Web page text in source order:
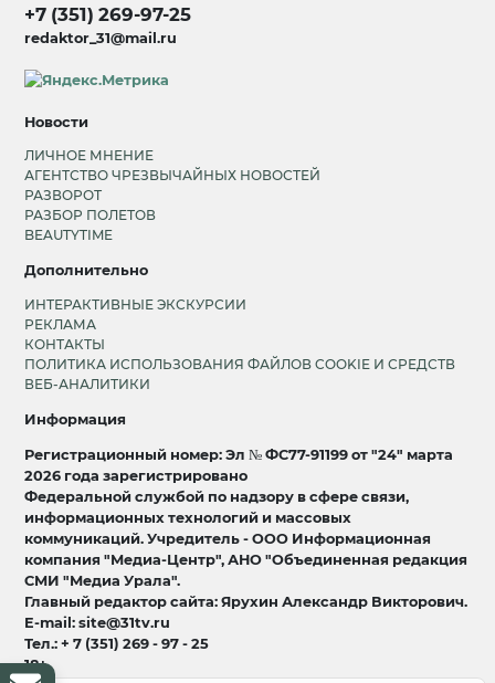
+7 (351) 269-97-25
redaktor_31@mail.ru
Новости
ЛИЧНОЕ МНЕНИЕ
АГЕНТСТВО ЧРЕЗВЫЧАЙНЫХ НОВОСТЕЙ
РАЗВОРОТ
РАЗБОР ПОЛЕТОВ
BEAUTYTIME
Дополнительно
ИНТЕРАКТИВНЫЕ ЭКСКУРСИИ
РЕКЛАМА
КОНТАКТЫ
ПОЛИТИКА ИСПОЛЬЗОВАНИЯ ФАЙЛОВ COOKIE И СРЕДСТВ
ВЕБ-АНАЛИТИКИ
Информация
Регистрационный номер: Эл № ФС77-91199 от "24" марта
2026 года зарегистрировано
Федеральной службой по надзору в сфере связи,
информационных технологий и массовых
коммуникаций. Учредитель - ООО Информационная
компания "Медиа-Центр", АНО "Объединенная редакция
СМИ "Медиа Урала".
Главный редактор сайта: Ярухин Александр Викторович.
E-mail: site@31tv.ru
Тел.: + 7 (351) 269 - 97 - 25
18+